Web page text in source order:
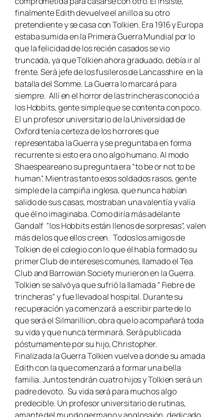
finalmente Edith devuelve el anillo a su otro
pretendiente y se casa con Tolkien. Era 1916 y Europa
estaba sumida en la Primera Guerra Mundial por lo
que la felicidad de los recién casados se vio
truncada, ya que Tolkien ahora graduado, debía ir al
frente. Será jefe de los fusileros de Lancasshire en la
batalla del Somme. La Guerra lo marcará para
siempre. Allí en el horror de las trincheras conoció a
los Hobbits, gente simple que se contenta con poco.
El un profesor universitario de la Universidad de
Oxford tenía certeza de los horrores que
representaba la Guerra y se preguntaba en forma
recurrente si esto era o no algo humano. Al modo
Shaespeareano su pregunta era “to be or not to be
human”. Mientras tanto esos soldados rasos, gente
simple de la campiña inglesa, que nunca habían
salido de sus casas, mostraban una valentía y valía
que él no imaginaba. Como diría más adelante
Gandalf ”los Hobbits están llenos de sorpresas”, valen
más de los que ellos creen. Todos los amigos de
Tolkien de el colegio con lo que él había formado su
primer Club de intereses comunes, llamado elTea
Club and Barrowian Societymurieron en la Guerra.
Tolkien se salvó ya que sufrió la llamada “ Fiebre de
trincheras” y fue llevado al hospital. Durante su
recuperación ya comenzará a escribir parte de lo
que será el Silmarillion, obra que lo acompañará toda
su vida y que nunca terminará. Será publicada
póstumamente por su hijo, Christopher.
Finalizada la Guerra Tolkien vuelve a donde su amada
Edith con la que comenzará a formar una bella
familia. Juntos tendrán cuatro hijos y Tolkien será un
padre devoto. Su vida será para muchos algo
predecible. Un profesor universitario de rutinas,